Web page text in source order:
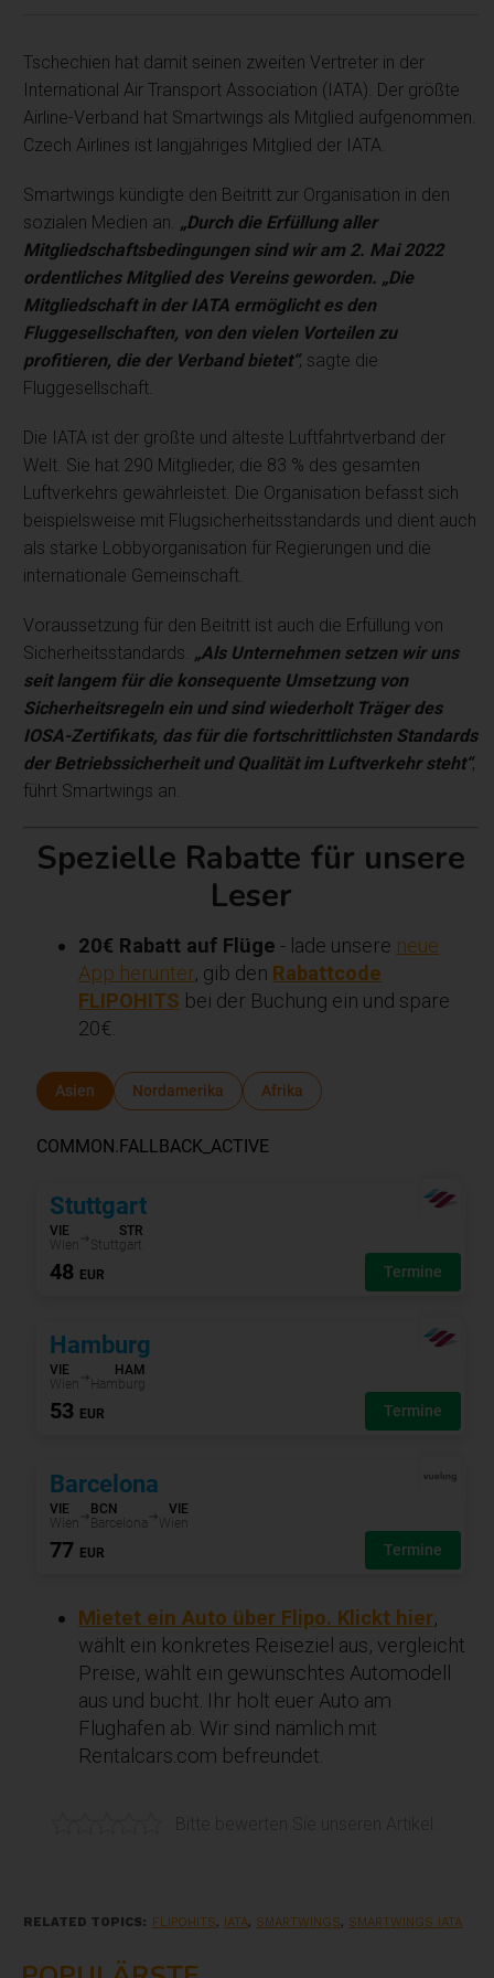
Tschechien hat damit seinen zweiten Vertreter in der
International Air Transport Association (IATA). Der größte
Airline-Verband hat Smartwings als Mitglied aufgenommen.
Czech Airlines ist langjähriges Mitglied der IATA.
Smartwings kündigte den Beitritt zur Organisation in den
sozialen Medien an. „Durch die Erfüllung aller
Mitgliedschaftsbedingungen sind wir am 2. Mai 2022
ordentliches Mitglied des Vereins geworden. „Die
Mitgliedschaft in der IATA ermöglicht es den
Fluggesellschaften, von den vielen Vorteilen zu
profitieren, die der Verband bietet“, sagte die
Fluggesellschaft.
Die IATA ist der größte und älteste Luftfahrtverband der
Welt. Sie hat 290 Mitglieder, die 83 % des gesamten
Luftverkehrs gewährleistet. Die Organisation befasst sich
beispielsweise mit Flugsicherheitsstandards und dient auch
als starke Lobbyorganisation für Regierungen und die
internationale Gemeinschaft.
Voraussetzung für den Beitritt ist auch die Erfüllung von
Sicherheitsstandards. „Als Unternehmen setzen wir uns
seit langem für die konsequente Umsetzung von
Sicherheitsregeln ein und sind wiederholt Träger des
IOSA-Zertifikats, das für die fortschrittlichsten Standards
der Betriebssicherheit und Qualität im Luftverkehr steht“,
führt Smartwings an.
Spezielle Rabatte für unsere
Leser
20€ Rabatt auf Flüge - lade unsere neue
App herunter, gib den Rabattcode
FLIPOHITS bei der Buchung ein und spare
20€.
Mietet ein Auto über Flipo. Klickt hier,
wählt ein konkretes Reiseziel aus, vergleicht
Preise, wählt ein gewünschtes Automodell
aus und bucht. Ihr holt euer Auto am
Flughafen ab. Wir sind nämlich mit
Rentalcars.com befreundet.
RELATED TOPICS: FLIPOHITS, IATA, SMARTWINGS, SMARTWINGS IATA